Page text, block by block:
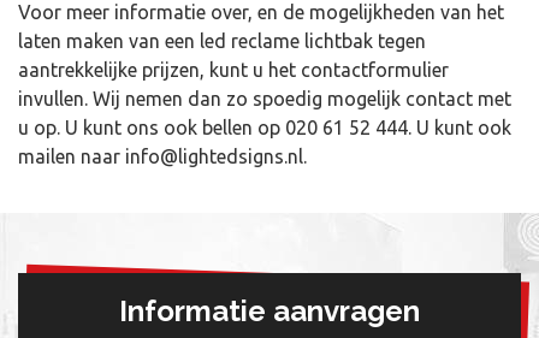
Voor meer informatie over, en de mogelijkheden van het
laten maken van een led reclame lichtbak tegen
aantrekkelijke prijzen, kunt u het contactformulier
invullen. Wij nemen dan zo spoedig mogelijk contact met
u op. U kunt ons ook bellen op 020 61 52 444. U kunt ook
mailen naar info@lightedsigns.nl.
Informatie aanvragen